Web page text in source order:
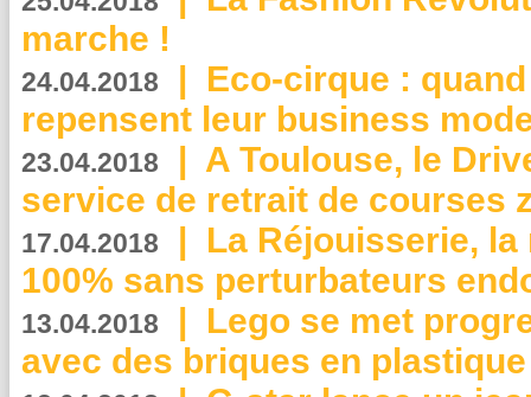
marche !
24.04.2018 | Eco-cirque :
repensent leur business
23.04.2018 | A Toulouse, le
service de retrait de courses
17.04.2018 | La Réjouisserie,
100% sans perturbateurs
13.04.2018 | Lego se met
avec des briques en